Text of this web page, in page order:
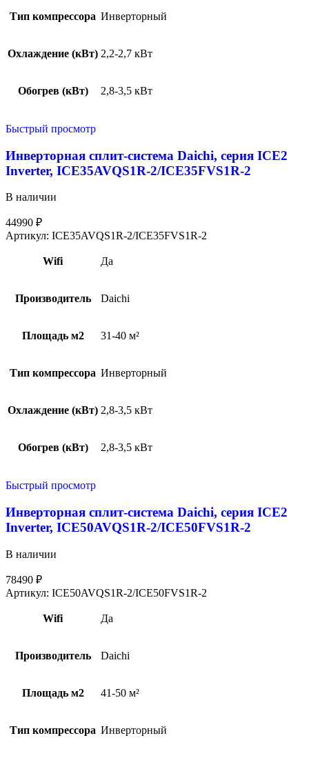
Тип компрессора Инверторный
Охлаждение (кВт) 2,2-2,7 кВт
Обогрев (кВт) 2,8-3,5 кВт
Быстрый просмотр
Инверторная сплит-система Daichi, серия ICE2
Inverter, ICE35AVQS1R-2/ICE35FVS1R-2
В наличии
44990 ₽
Артикул: ICE35AVQS1R-2/ICE35FVS1R-2
Wifi Да
Производитель Daichi
Площадь м2 31-40 м²
Тип компрессора Инверторный
Охлаждение (кВт) 2,8-3,5 кВт
Обогрев (кВт) 2,8-3,5 кВт
Быстрый просмотр
Инверторная сплит-система Daichi, серия ICE2
Inverter, ICE50AVQS1R-2/ICE50FVS1R-2
В наличии
78490 ₽
Артикул: ICE50AVQS1R-2/ICE50FVS1R-2
Wifi Да
Производитель Daichi
Площадь м2 41-50 м²
Тип компрессора Инверторный